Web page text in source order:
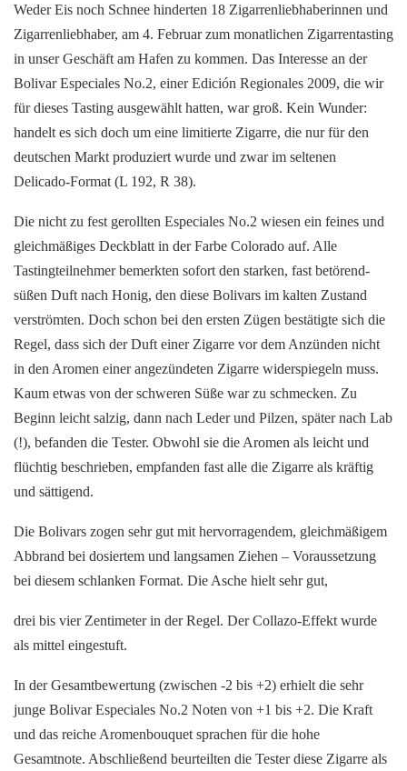
Weder Eis noch Schnee hinderten 18 Zigarrenliebhaberinnen und
Zigarrenliebhaber, am 4. Februar zum monatlichen Zigarrentasting
in unser Geschäft am Hafen zu kommen. Das Interesse an der
Bolivar Especiales No.2, einer Edición Regionales 2009, die wir
für dieses Tasting ausgewählt hatten, war groß. Kein Wunder:
handelt es sich doch um eine limitierte Zigarre, die nur für den
deutschen Markt produziert wurde und zwar im seltenen
Delicado-Format (L 192, R 38).
Die nicht zu fest gerollten Especiales No.2 wiesen ein feines und
gleichmäßiges Deckblatt in der Farbe Colorado auf. Alle
Tastingteilnehmer bemerkten sofort den starken, fast betörend-
süßen Duft nach Honig, den diese Bolivars im kalten Zustand
verströmten. Doch schon bei den ersten Zügen bestätigte sich die
Regel, dass sich der Duft einer Zigarre vor dem Anzünden nicht
in den Aromen einer angezündeten Zigarre widerspiegeln muss.
Kaum etwas von der schweren Süße war zu schmecken. Zu
Beginn leicht salzig, dann nach Leder und Pilzen, später nach Lab
(!), befanden die Tester. Obwohl sie die Aromen als leicht und
flüchtig beschrieben, empfanden fast alle die Zigarre als kräftig
und sättigend.
Die Bolivars zogen sehr gut mit hervorragendem, gleichmäßigem
Abbrand bei dosiertem und langsamen Ziehen – Voraussetzung
bei diesem schlanken Format. Die Asche hielt sehr gut,
drei bis vier Zentimeter in der Regel. Der Collazo-Effekt wurde
als mittel eingestuft.
In der Gesamtbewertung (zwischen -2 bis +2) erhielt die sehr
junge Bolivar Especiales No.2 Noten von +1 bis +2. Die Kraft
und das reiche Aromenbouquet sprachen für die hohe
Gesamtnote. Abschließend beurteilten die Tester diese Zigarre als